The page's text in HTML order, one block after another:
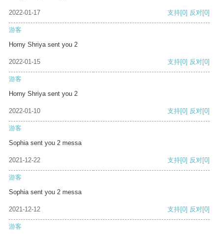
2022-01-17 支持[0] 反对[0]
游客
Horny Shriya sent you 2
2022-01-15 支持[0] 反对[0]
游客
Horny Shriya sent you 2
2022-01-10 支持[0] 反对[0]
游客
Sophia sent you 2 messa
2021-12-22 支持[0] 反对[0]
游客
Sophia sent you 2 messa
2021-12-12 支持[0] 反对[0]
游客